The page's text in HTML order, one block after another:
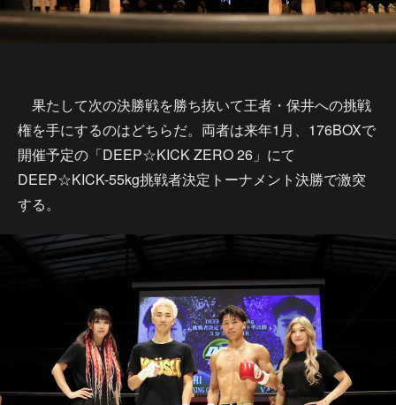
果たして次の決勝戦を勝ち抜いて王者・保井への挑戦
権を手にするのはどちらだ。両者は来年1月、176BOXで
開催予定の「DEEP☆KICK ZERO 26」にて
DEEP☆KICK-55kg挑戦者決定トーナメント決勝で激突
する。